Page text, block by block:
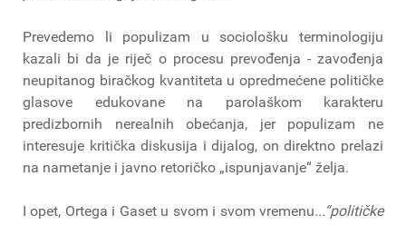
Prevedemo li populizam u sociološku terminologiju
kazali bi da je riječ o procesu prevođenja - zavođenja
neupitanog biračkog kvantiteta u opredmećene političke
glasove edukovane na parolaškom karakteru
predizbornih nerealnih obećanja, jer populizam ne
interesuje kritička diskusija i dijalog, on direktno prelazi
na nametanje i javno retoričko „ispunjavanje“ želja.
I opet, Ortega i Gaset u svom i svom vremenu...“političke